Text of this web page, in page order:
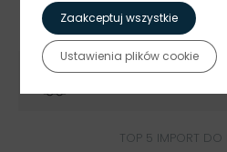
Złoto niemonetarne
TOP 5 IMPORT
Zaakceptuj wszystkie
Ustawienia plików cookie